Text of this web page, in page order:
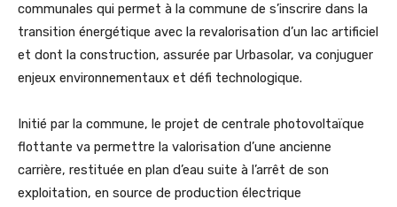
communales qui permet à la commune de s’inscrire dans la
transition énergétique avec la revalorisation d’un lac artificiel
et dont la construction, assurée par Urbasolar, va conjuguer
enjeux environnementaux et défi technologique.
Initié par la commune, le projet de centrale photovoltaïque
flottante va permettre la valorisation d’une ancienne
carrière, restituée en plan d’eau suite à l’arrêt de son
exploitation, en source de production électrique